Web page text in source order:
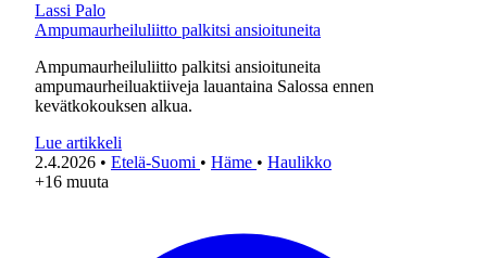
Lassi Palo
Ampumaurheiluliitto palkitsi ansioituneita
Ampumaurheiluliitto palkitsi ansioituneita
ampumaurheiluaktiiveja lauantaina Salossa ennen
kevätkokouksen alkua.
Lue artikkeli
2.4.2026 • Etelä-Suomi • Häme • Haulikko
+16 muuta